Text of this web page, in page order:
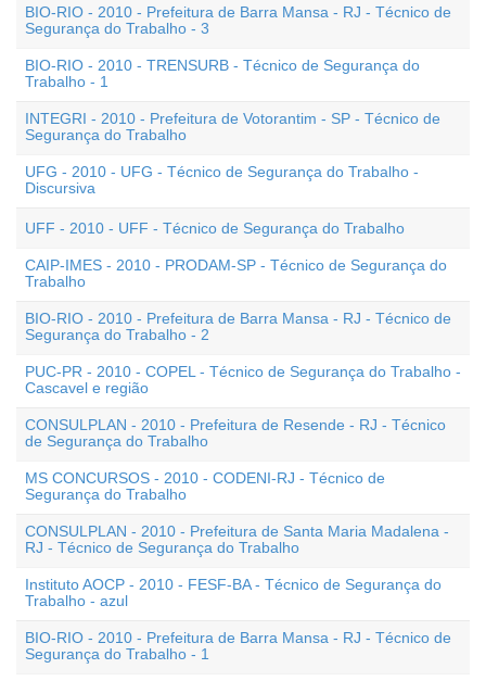
BIO-RIO - 2010 - Prefeitura de Barra Mansa - RJ - Técnico de
Segurança do Trabalho - 3
BIO-RIO - 2010 - TRENSURB - Técnico de Segurança do
Trabalho - 1
INTEGRI - 2010 - Prefeitura de Votorantim - SP - Técnico de
Segurança do Trabalho
UFG - 2010 - UFG - Técnico de Segurança do Trabalho -
Discursiva
UFF - 2010 - UFF - Técnico de Segurança do Trabalho
CAIP-IMES - 2010 - PRODAM-SP - Técnico de Segurança do
Trabalho
BIO-RIO - 2010 - Prefeitura de Barra Mansa - RJ - Técnico de
Segurança do Trabalho - 2
PUC-PR - 2010 - COPEL - Técnico de Segurança do Trabalho -
Cascavel e região
CONSULPLAN - 2010 - Prefeitura de Resende - RJ - Técnico
de Segurança do Trabalho
MS CONCURSOS - 2010 - CODENI-RJ - Técnico de
Segurança do Trabalho
CONSULPLAN - 2010 - Prefeitura de Santa Maria Madalena -
RJ - Técnico de Segurança do Trabalho
Instituto AOCP - 2010 - FESF-BA - Técnico de Segurança do
Trabalho - azul
BIO-RIO - 2010 - Prefeitura de Barra Mansa - RJ - Técnico de
Segurança do Trabalho - 1